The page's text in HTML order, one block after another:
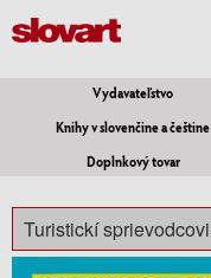
Vydavateľstvo
Knihy v slovenčine a češtine
Doplnkový tovar